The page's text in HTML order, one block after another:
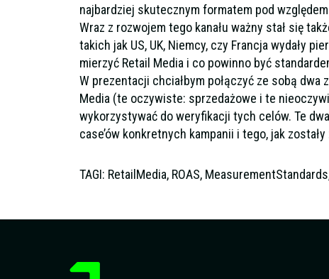
najbardziej skutecznym formatem pod
Wraz z rozwojem tego kanału ważny stał się
takich jak US, UK, Niemcy, czy Francja wydały
mierzyć Retail Media i co powinno być
W prezentacji chciałbym połączyć ze sobą dwa
Media (te oczywiste: sprzedażowe i te
wykorzystywać do weryfikacji tych celów. Te
case’ów konkretnych kampanii i tego, jak
TAGI: RetailMedia, ROAS,